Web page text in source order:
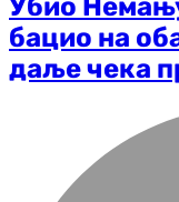
Убио
бацио на
даље чека